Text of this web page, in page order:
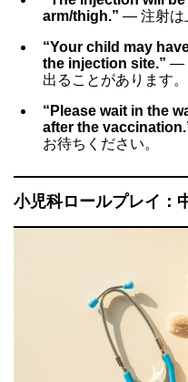
arm/thigh.” ― 注射は
“Your child may
the injection site.” ―
出ることがあります。
“Please wait in the
after the
お待ちください。
小児科ロールプレイ：